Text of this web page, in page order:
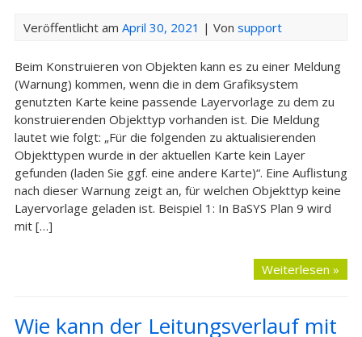
Veröffentlicht am April 30, 2021 | Von support
Beim Konstruieren von Objekten kann es zu einer Meldung
(Warnung) kommen, wenn die in dem Grafiksystem
genutzten Karte keine passende Layervorlage zu dem zu
konstruierenden Objekttyp vorhanden ist. Die Meldung
lautet wie folgt: „Für die folgenden zu aktualisierenden
Objekttypen wurde in der aktuellen Karte kein Layer
gefunden (laden Sie ggf. eine andere Karte)“. Eine Auflistung
nach dieser Warnung zeigt an, für welchen Objekttyp keine
Layervorlage geladen ist. Beispiel 1: In BaSYS Plan 9 wird
mit […]
Weiterlesen »
Wie kann der Leitungsverlauf mit